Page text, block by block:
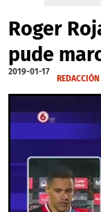
Roger
pude
2019-01-17